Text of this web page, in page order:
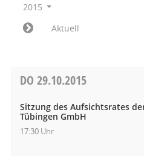
2015
Aktuell
DO 29.10.2015
Sitzung des Aufsichtsrates
Tübingen GmbH
17:30 Uhr